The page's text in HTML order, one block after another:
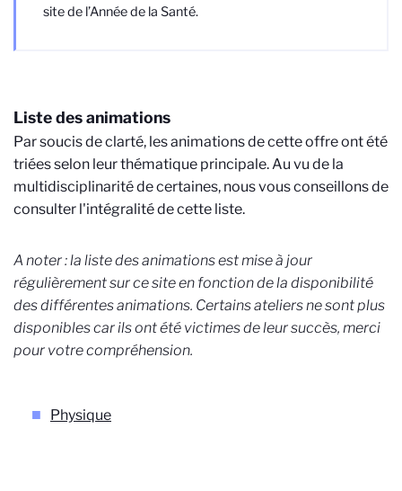
site de l’Année de la Santé.
Liste des animations
Par soucis de clarté, les animations de cette offre ont été
triées selon leur thématique principale. Au vu de la
multidisciplinarité de certaines, nous vous conseillons de
consulter l'intégralité de cette liste.
A noter : la liste des animations est mise à jour
régulièrement sur ce site en fonction de la disponibilité
des différentes animations. Certains ateliers ne sont plus
disponibles car ils ont été victimes de leur succès, merci
pour votre compréhension.
Physique